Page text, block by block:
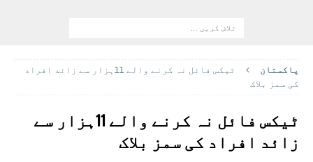
پاکستان
ٹیکس فائل نہ کرنے والے 11ہزار سے زائد افراد
کی سمز بلاک
ٹیکس فائل نہ کرنے والے 11ہزار سے
زائد افراد کی سمز بلاک